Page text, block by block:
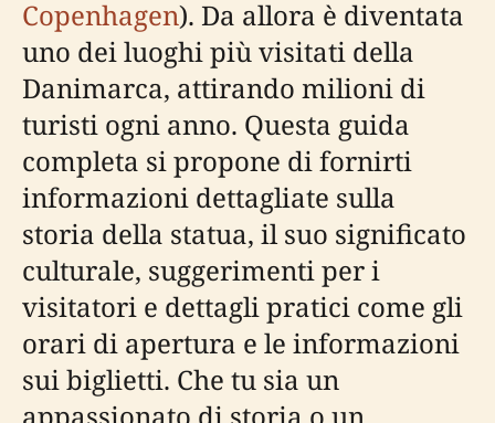
Copenhagen). Da allora è diventata
uno dei luoghi più visitati della
Danimarca, attirando milioni di
turisti ogni anno. Questa guida
completa si propone di fornirti
informazioni dettagliate sulla
storia della statua, il suo significato
culturale, suggerimenti per i
visitatori e dettagli pratici come gli
orari di apertura e le informazioni
sui biglietti. Che tu sia un
appassionato di storia o un